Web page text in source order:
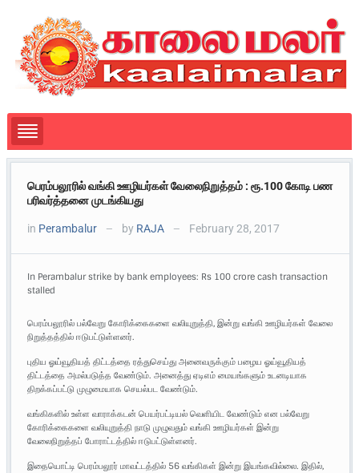
பெரம்பலூரில் வங்கி ஊழியர்கள் வேலைநிறுத்தம் : ரூ.100 கோடி பண
பரிவர்த்தனை முடங்கியது
in Perambalur — by RAJA — February 28, 2017
In Perambalur strike by bank employees: Rs 100 crore cash transaction
stalled
பெரம்பலூரில் பல்வேறு கோரிக்கைகளை வலியுறுத்தி, இன்று வங்கி ஊழியர்கள் வேலை
நிறுத்தத்தில் ஈடுபட்டுள்ளனர்.
புதிய ஓய்வூதியத் திட்டத்தை ரத்துசெய்து அனைவருக்கும் பழைய ஓய்வூதியத்
திட்டத்தை அமல்படுத்த வேண்டும். அனைத்து ஏடிஎம் மையங்களும் உடனடியாக
திறக்கப்பட்டு முழுமையாக செயல்பட வேண்டும்.
வங்கிகளில் உள்ள வாராக்கடன் பெயர்பட்டியல் வெளியிட வேண்டும் என பல்வேறு
கோரிக்கைகளை வலியுறுத்தி நாடு முழுவதும் வங்கி ஊழியர்கள் இன்று
வேலைநிறுத்தப் போராட்டத்தில் ஈடுபட்டுள்ளனர்.
இதையொட்டி பெரம்பலூர் மாவட்டத்தில் 56 வங்கிகள் இன்று இயங்கவில்லை. இதில்,